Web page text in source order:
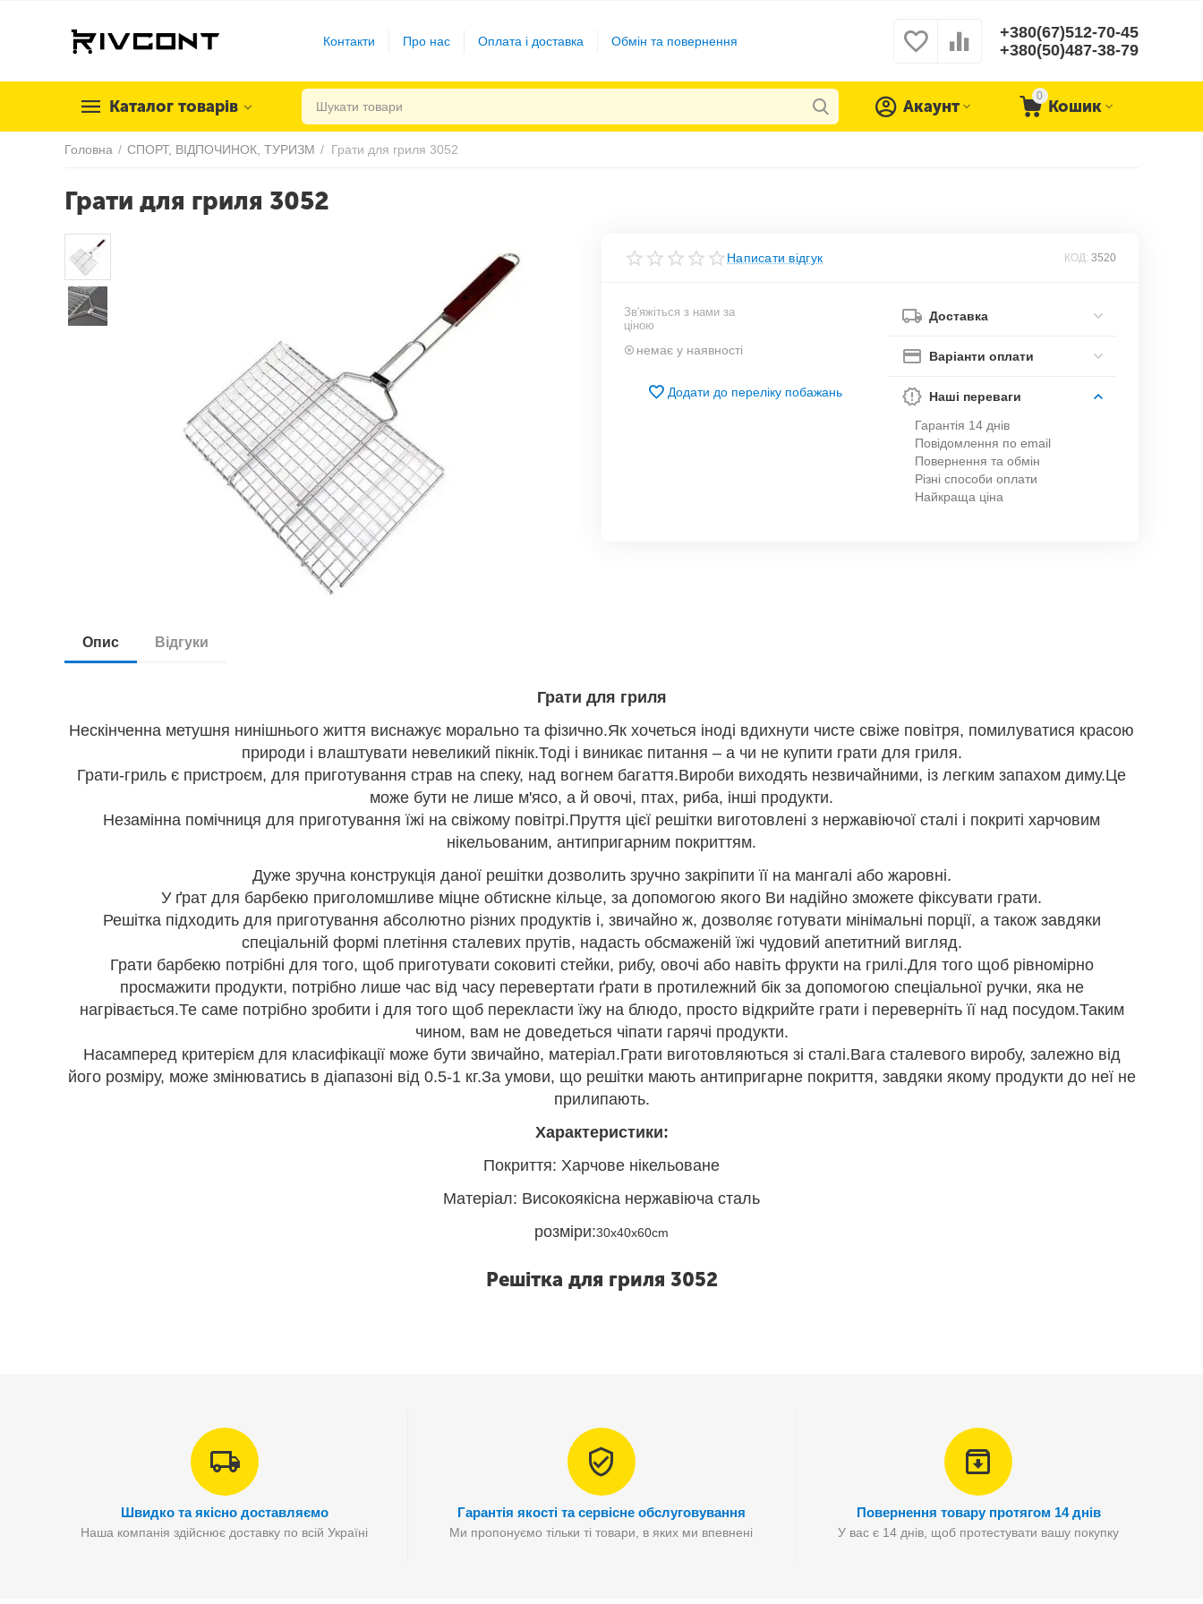
Контакти Про нас Оплата і доставка Обмін та повернення
+380(67)512-70-45
+380(50)487-38-79
Каталог товарів
0
Кошик
Акаунт
Головна / СПОРТ, ВІДПОЧИНОК, ТУРИЗМ / Грати для гриля 3052
Грати для гриля 3052
Написати відгук КОД: 3520
Зв'яжіться з нами за
ціною
немає у наявності
Додати до переліку побажань
Доставка
Варіанти оплати
Наші переваги
Гарантія 14 днів
Повідомлення по email
Повернення та обмін
Різні способи оплати
Найкраща ціна
Опис Відгуки
Грати для гриля
Нескінченна метушня нинішнього життя виснажує морально та фізично.Як хочеться іноді вдихнути чисте свіже повітря, помилуватися красою
природи і влаштувати невеликий пікнік.Тоді і виникає питання – а чи не купити грати для гриля.
Грати-гриль є пристроєм, для приготування страв на спеку, над вогнем багаття.Вироби виходять незвичайними, із легким запахом диму.Це
може бути не лише м'ясо, а й овочі, птах, риба, інші продукти.
Незамінна помічниця для приготування їжі на свіжому повітрі.Пруття цієї решітки виготовлені з нержавіючої сталі і покриті харчовим
нікельованим, антипригарним покриттям.
Дуже зручна конструкція даної решітки дозволить зручно закріпити її на мангалі або жаровні.
У ґрат для барбекю приголомшливе міцне обтискне кільце, за допомогою якого Ви надійно зможете фіксувати грати.
Решітка підходить для приготування абсолютно різних продуктів і, звичайно ж, дозволяє готувати мінімальні порції, а також завдяки
спеціальній формі плетіння сталевих прутів, надасть обсмаженій їжі чудовий апетитний вигляд.
Грати барбекю потрібні для того, щоб приготувати соковиті стейки, рибу, овочі або навіть фрукти на грилі.Для того щоб рівномірно
просмажити продукти, потрібно лише час від часу перевертати ґрати в протилежний бік за допомогою спеціальної ручки, яка не
нагрівається.Те саме потрібно зробити і для того щоб перекласти їжу на блюдо, просто відкрийте грати і переверніть її над посудом.Таким
чином, вам не доведеться чіпати гарячі продукти.
Насамперед критерієм для класифікації може бути звичайно, матеріал.Грати виготовляються зі сталі.Вага сталевого виробу, залежно від
його розміру, може змінюватись в діапазоні від 0.5-1 кг.За умови, що решітки мають антипригарне покриття, завдяки якому продукти до неї не
прилипають.
Характеристики:
Покриття: Харчове нікельоване
Матеріал: Високоякісна нержавіюча сталь
розміри:30x40x60cm
Решітка для гриля 3052
Швидко та якісно доставляємо
Наша компанія здійснює доставку по всій Україні
Гарантія якості та сервісне обслуговування
Ми пропонуємо тільки ті товари, в яких ми впевнені
Повернення товару протягом 14 днів
У вас є 14 днів, щоб протестувати вашу покупку